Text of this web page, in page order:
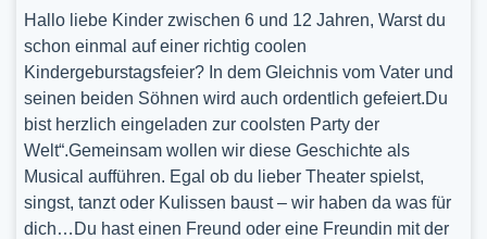
Hallo liebe Kinder zwischen 6 und 12 Jahren, Warst du
schon einmal auf einer richtig coolen
Kindergeburstagsfeier? In dem Gleichnis vom Vater und
seinen beiden Söhnen wird auch ordentlich gefeiert.Du
bist herzlich eingeladen zur coolsten Party der
Welt“.Gemeinsam wollen wir diese Geschichte als
Musical aufführen. Egal ob du lieber Theater spielst,
singst, tanzt oder Kulissen baust – wir haben da was für
dich…Du hast einen Freund oder eine Freundin mit der